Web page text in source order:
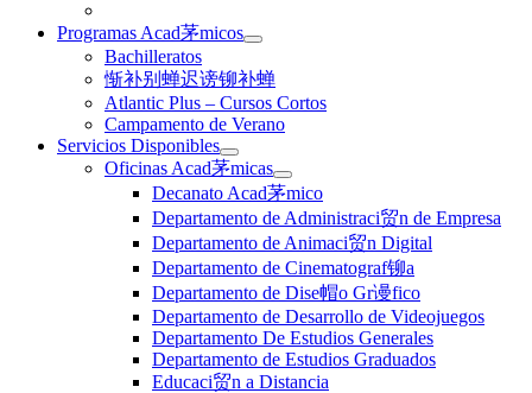
Programas Acad茅micos
Bachilleratos
惭补别蝉迟谤铆补蝉
Atlantic Plus – Cursos Cortos
Campamento de Verano
Servicios Disponibles
Oficinas Acad茅micas
Decanato Acad茅mico
Departamento de Administraci贸n de Empresa
Departamento de Animaci贸n Digital
Departamento de Cinematograf铆a
Departamento de Dise帽o Gr谩fico
Departamento de Desarrollo de Videojuegos
Departamento De Estudios Generales
Departamento de Estudios Graduados
Educaci贸n a Distancia